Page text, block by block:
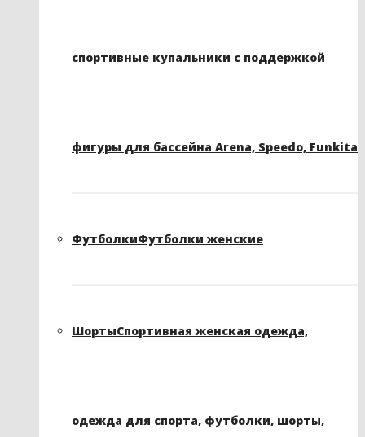
спортивные купальники с поддержкой
фигуры для бассейна Arena, Speedo, Funkita
ФутболкиФутболки женские
ШортыСпортивная женская одежда,
одежда для спорта, футболки, шорты,